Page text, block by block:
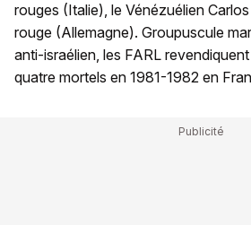
rouges (Italie), le Vénézuélien
rouge (Allemagne). Groupuscule
anti-israélien, les FARL
quatre mortels en 1981-1982 en